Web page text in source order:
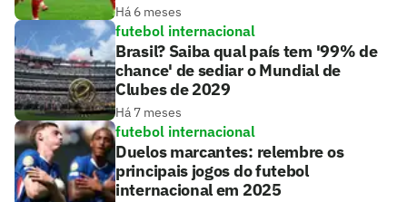
Há 6 meses
futebol internacional
Brasil? Saiba qual país tem '99% de
chance' de sediar o Mundial de
Clubes de 2029
Há 7 meses
futebol internacional
Duelos marcantes: relembre os
principais jogos do futebol
internacional em 2025